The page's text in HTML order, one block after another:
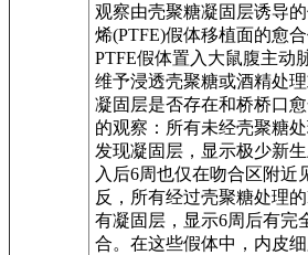
观察由壳聚糖凝固层诱导
烯(PTFE)假体移植面的愈
PTFE假体置入大鼠腹主动
维予浸透壳聚糖或酒精处
凝固层是否存在和桥桥口
的观察：所有未经壳聚糖
发现凝固层，显示极少新
入后6周也仅在吻合区附近
反，所有经过壳聚糖处理
有凝固层，显示6周后有完
合。在这些假体中，内皮